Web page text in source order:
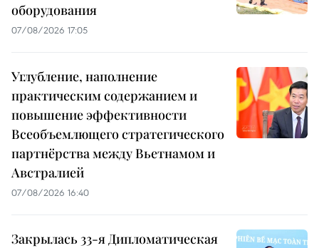
оборудования
07/08/2026 17:05
Углубление, наполнение
практическим содержанием и
повышение эффективности
Всеобъемлющего стратегического
партнёрства между Вьетнамом и
Австралией
07/08/2026 16:40
Закрылась 33-я Дипломатическая